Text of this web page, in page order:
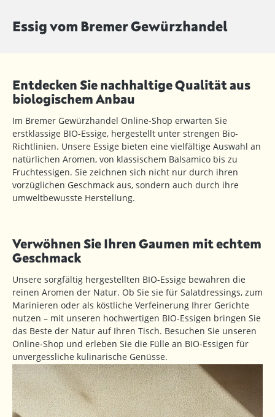
Essig vom Bremer Gewürzhandel
Entdecken Sie nachhaltige Qualität aus
biologischem Anbau
Im Bremer Gewürzhandel Online-Shop erwarten Sie
erstklassige BIO-Essige, hergestellt unter strengen Bio-
Richtlinien. Unsere Essige bieten eine vielfältige Auswahl an
natürlichen Aromen, von klassischem Balsamico bis zu
Fruchtessigen. Sie zeichnen sich nicht nur durch ihren
vorzüglichen Geschmack aus, sondern auch durch ihre
umweltbewusste Herstellung.
Verwöhnen Sie Ihren Gaumen mit echtem
Geschmack
Unsere sorgfältig hergestellten BIO-Essige bewahren die
reinen Aromen der Natur. Ob Sie sie für Salatdressings, zum
Marinieren oder als köstliche Verfeinerung Ihrer Gerichte
nutzen – mit unseren hochwertigen BIO-Essigen bringen Sie
das Beste der Natur auf Ihren Tisch. Besuchen Sie unseren
Online-Shop und erleben Sie die Fülle an BIO-Essigen für
unvergessliche kulinarische Genüsse.